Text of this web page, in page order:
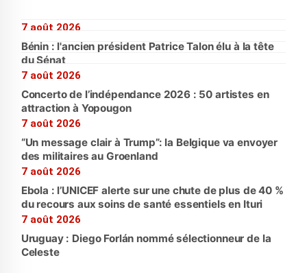
7 août 2026
Bénin : l'ancien président Patrice Talon élu à la tête
du Sénat
7 août 2026
Concerto de l’indépendance 2026 : 50 artistes en
attraction à Yopougon
7 août 2026
“Un message clair à Trump”: la Belgique va envoyer
des militaires au Groenland
7 août 2026
Ebola : l’UNICEF alerte sur une chute de plus de 40 %
du recours aux soins de santé essentiels en Ituri
7 août 2026
Uruguay : Diego Forlán nommé sélectionneur de la
Celeste